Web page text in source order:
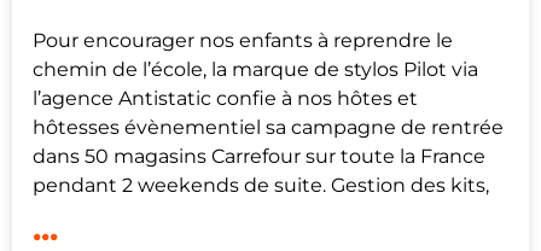
Pour encourager nos enfants à reprendre le
chemin de l’école, la marque de stylos Pilot via
l’agence Antistatic confie à nos hôtes et
hôtesses évènementiel sa campagne de rentrée
dans 50 magasins Carrefour sur toute la France
pendant 2 weekends de suite. Gestion des kits,
...